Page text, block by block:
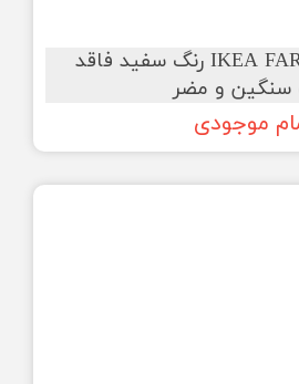
ماگ ایکیا IKEA FARGRIK رنگ سفید فاقد
سنگین و مضر
موجودی